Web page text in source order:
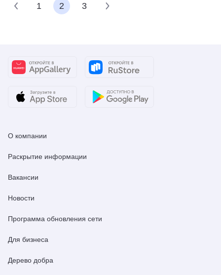
1 2 3
О компании
Раскрытие информации
Вакансии
Новости
Программа обновления сети
Для бизнеса
Дерево добра